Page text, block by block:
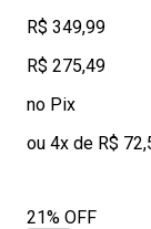
R$ 349,99
R$ 275,49
no Pix
ou 4x de R$
21% OFF